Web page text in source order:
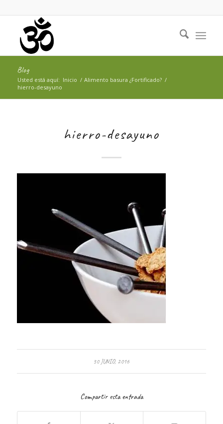
Blog
Usted está aquí: Inicio / Alimento basura ¿Fortificado? /
hierro-desayuno
hierro-desayuno
30 JUNIO, 2016
Compartir esta entrada